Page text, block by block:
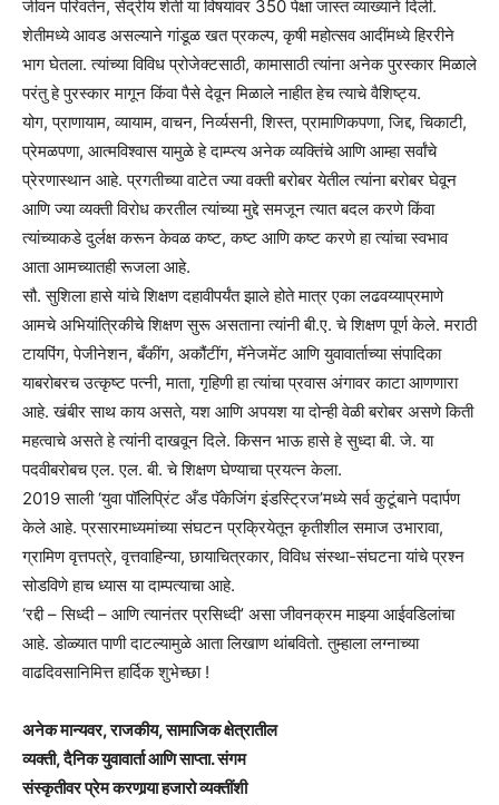
जीवन परिवर्तन, सेंद्रीय शेती या विषयांवर 350 पेक्षा जास्त व्याख्याने दिली.
शेतीमध्ये आवड असल्याने गांडूळ खत प्रकल्प, कृषी महोत्सव आदींमध्ये हिररीने
भाग घेतला. त्यांच्या विविध प्रोजेक्टसाठी, कामासाठी त्यांना अनेक पुरस्कार मिळाले
परंतु हे पुरस्कार मागून किंवा पैसे देवून मिळाले नाहीत हेच त्याचे वैशिष्ट्य.
योग, प्राणायाम, व्यायाम, वाचन, निर्व्यसनी, शिस्त, प्रामाणिकपणा, जिद्द, चिकाटी,
प्रेमळपणा, आत्मविश्‍वास यामुळे हे दाम्प्त्य अनेक व्यक्तिंचे आणि आम्हा सर्वांचे
प्रेरणास्थान आहे. प्रगतीच्या वाटेत ज्या वक्ती बरोबर येतील त्यांना बरोबर घेवून
आणि ज्या व्यक्ती विरोध करतील त्यांच्या मुद्दे समजून त्यात बदल करणे किंवा
त्यांच्याकडे दुर्लक्ष करून केवळ कष्ट, कष्ट आणि कष्ट करणे हा त्यांचा स्वभाव
आता आमच्यातही रूजला आहे.
सौ. सुशिला हासे यांचे शिक्षण दहावीपर्यंत झाले होते मात्र एका लढवय्याप्रमाणे
आमचे अभियांत्रिकीचे शिक्षण सुरू असताना त्यांनी बी.ए. चे शिक्षण पूर्ण केले. मराठी
टायपिंग, पेजीनेशन, बँकींग, अकौंटींग, मॅनेजमेंट आणि युवावार्ताच्या संपादिका
याबरोबरच उत्कृष्ट पत्नी, माता, गृहिणी हा त्यांचा प्रवास अंगावर काटा आणणारा
आहे. खंबीर साथ काय असते, यश आणि अपयश या दोन्ही वेळी बरोबर असणे किती
महत्वाचे असते हे त्यांनी दाखवून दिले. किसन भाऊ हासे हे सुध्दा बी. जे. या
पदवीबरोबच एल. एल. बी. चे शिक्षण घेण्याचा प्रयत्न केला.
2019 साली ‘युवा पॉलिप्रिंट अँड पॅकेजिंग इंडस्ट्रिज’मध्ये सर्व कुटूंबाने पदार्पण
केले आहे. प्रसारमाध्यमांच्या संघटन प्रक्रियेतून कृतीशील समाज उभारावा,
ग्रामिण वृत्तपत्रे, वृत्तवाहिन्या, छायाचित्रकार, विविध संस्था-संघटना यांचे प्रश्‍न
सोडविणे हाच ध्यास या दाम्पत्याचा आहे.
‘रद्दी – सिध्दी – आणि त्यानंतर प्रसिध्दी’ असा जीवनक्रम माझ्या आईवडिलांचा
आहे. डोळ्यात पाणी दाटल्यामुळे आता लिखाण थांबवितो. तुम्हाला लग्नाच्या
वाढदिवसानिमित्त हार्दिक शुभेच्छा !
अनेक मान्यवर, राजकीय, सामाजिक क्षेत्रातील
व्यक्ती, दैनिक युवावार्ता आणि साप्ता. संगम
संस्कृतीवर प्रेम करणार्‍या हजारो व्यक्तींशी